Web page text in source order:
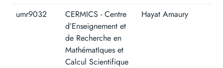
umr9032
CERMICS - Centre
d’Enseignement et
de Recherche en
MathématIques et
Calcul Scientifique
Hayat Amaury